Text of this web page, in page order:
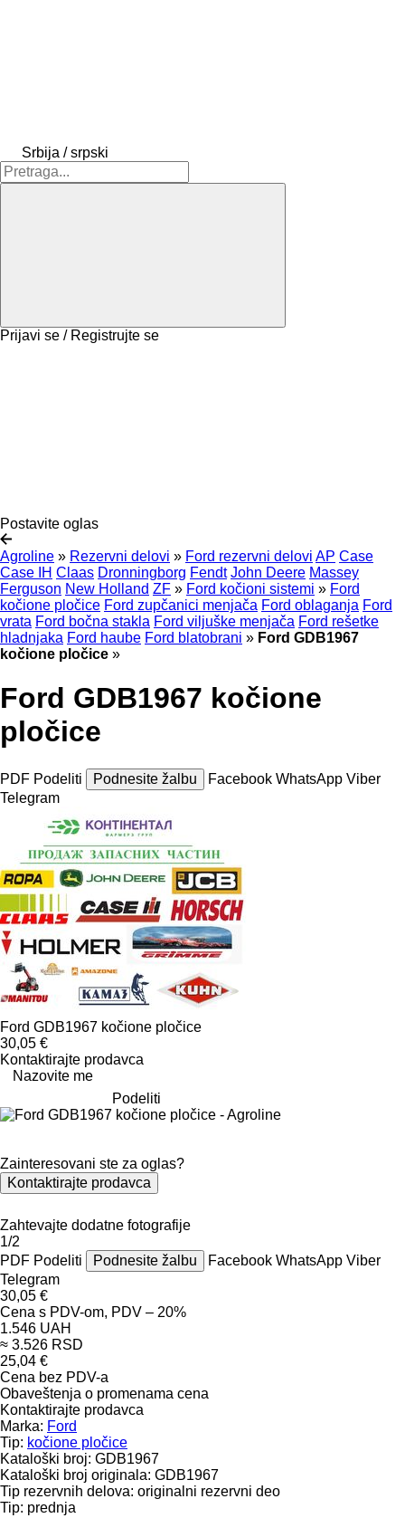
Srbija / srpski
Prijavi se / Registrujte se
Postavite oglas
Agroline » Rezervni delovi » Ford rezervni delovi AP Case
Case IH Claas Dronningborg Fendt John Deere Massey
Ferguson New Holland ZF » Ford kočioni sistemi » Ford
kočione pločice Ford zupčanici menjača Ford oblaganja Ford
vrata Ford bočna stakla Ford viljuške menjača Ford rešetke
hladnjaka Ford haube Ford blatobrani » Ford GDB1967
kočione pločice »
Ford GDB1967 kočione
pločice
PDF Podeliti Podnesite žalbu Facebook WhatsApp Viber
Telegram
Ford GDB1967 kočione pločice
30,05 €
Kontaktirajte prodavca
Nazovite me
Podeliti
Zainteresovani ste za oglas?
Kontaktirajte prodavca
Zahtevajte dodatne fotografije
1/2
PDF Podeliti Podnesite žalbu Facebook WhatsApp Viber
Telegram
30,05 €
Cena s PDV-om, PDV – 20%
1.546 UAH
≈ 3.526 RSD
25,04 €
Cena bez PDV-a
Obaveštenja o promenama cena
Kontaktirajte prodavca
Marka: Ford
Tip: kočione pločice
Kataloški broj: GDB1967
Kataloški broj originala: GDB1967
Tip rezervnih delova: originalni rezervni deo
Tip: prednja